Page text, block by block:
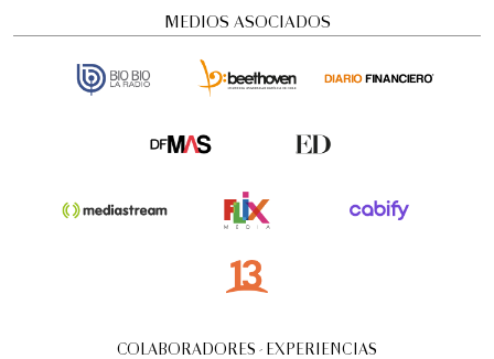
MEDIOS ASOCIADOS
COLABORADORES - EXPERIENCIAS